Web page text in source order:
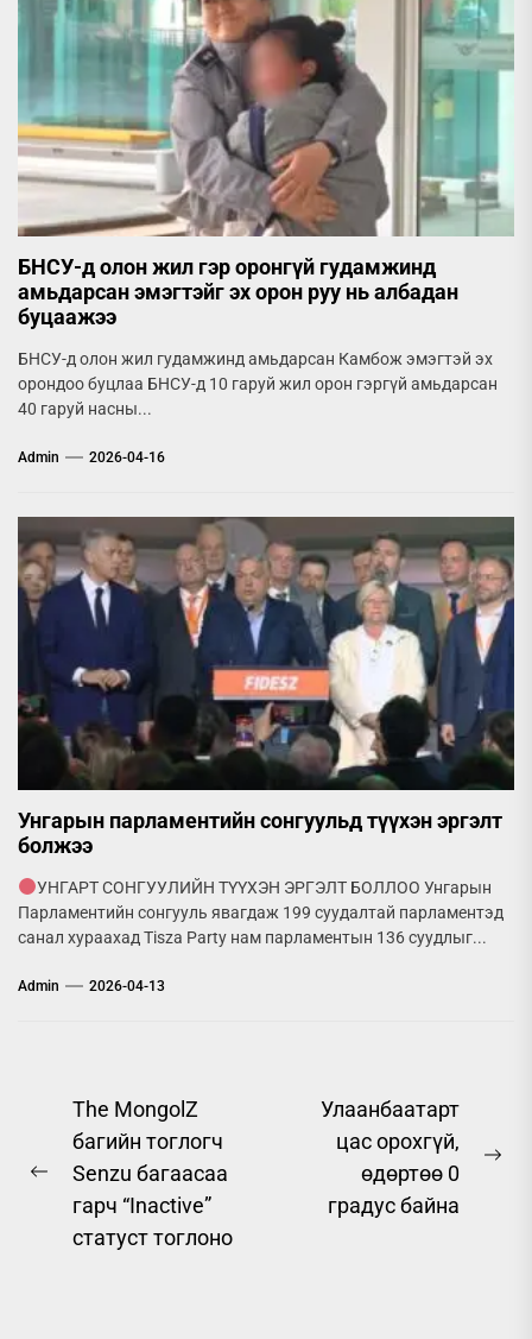
БНСУ-д олон жил гэр оронгүй гудамжинд
амьдарсан эмэгтэйг эх орон руу нь албадан
буцаажээ
БНСУ-д олон жил гудамжинд амьдарсан Камбож эмэгтэй эх
орондоо буцлаа БНСУ-д 10 гаруй жил орон гэргүй амьдарсан
40 гаруй насны...
Admin 2026-04-16
Унгарын парламентийн сонгуульд түүхэн эргэлт
болжээ
УНГАРТ СОНГУУЛИЙН ТҮҮХЭН ЭРГЭЛТ БОЛЛОО Унгарын
Парламентийн сонгууль явагдаж 199 суудалтай парламентэд
санал хураахад Tisza Party нам парламентын 136 суудлыг...
Admin 2026-04-13
Post
navigation
Previous
post:
The MongolZ
багийн тоглогч
Senzu багаасаа
гарч “Inactive”
статуст тоглоно
Улаанбаатарт
цас орохгүй,
өдөртөө 0
градус байна